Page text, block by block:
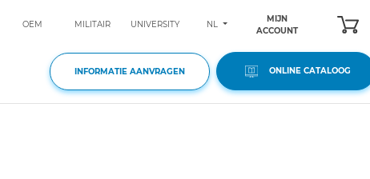
OEM MILITAIR UNIVERSITY NL
MIJN
ACCOUNT
INFORMATIE AANVRAGEN ONLINE CATALOOG